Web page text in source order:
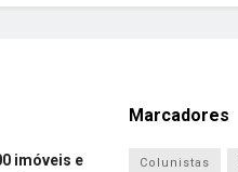
imóveis e
Marcadores
Colunistas